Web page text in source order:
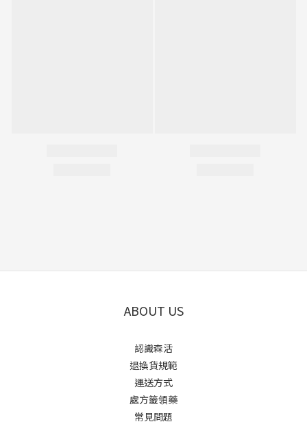
ABOUT US
認識森活
退換貨規範
運送方式
處方籤領藥
常見問題